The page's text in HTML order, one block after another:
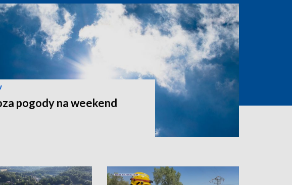
pogody na weekend